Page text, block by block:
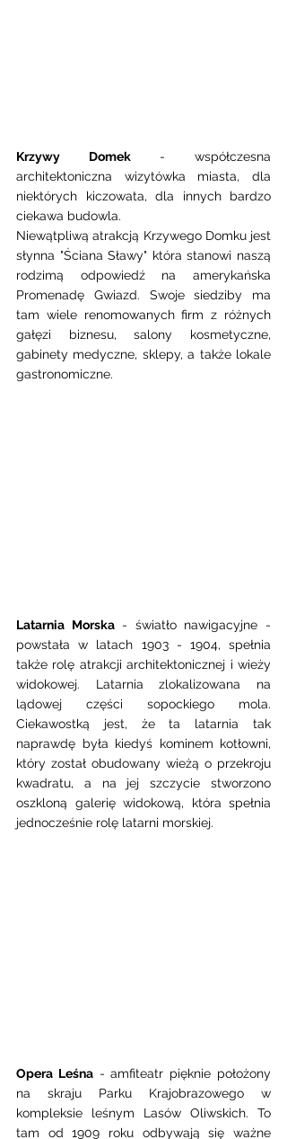
Krzywy Domek - współczesna
architektoniczna wizytówka miasta, dla
niektórych kiczowata, dla innych bardzo
ciekawa budowla.
Niewątpliwą atrakcją Krzywego Domku jest
słynna "Ściana Sławy" która stanowi naszą
rodzimą odpowiedź na amerykańska
Promenadę Gwiazd. Swoje siedziby ma
tam wiele renomowanych firm z różnych
gałęzi biznesu, salony kosmetyczne,
gabinety medyczne, sklepy, a także lokale
gastronomiczne.
Latarnia Morska - światło nawigacyjne -
powstała w latach 1903 - 1904, spełnia
także rolę atrakcji architektonicznej i wieży
widokowej. Latarnia zlokalizowana na
lądowej części sopockiego mola.
Ciekawostką jest, że ta latarnia tak
naprawdę była kiedyś kominem kotłowni,
który został obudowany wieżą o przekroju
kwadratu, a na jej szczycie stworzono
oszkloną galerię widokową, która spełnia
jednocześnie rolę latarni morskiej.
Opera Leśna - amfiteatr pięknie położony
na skraju Parku Krajobrazowego w
kompleksie leśnym Lasów Oliwskich. To
tam od 1909 roku odbywają się ważne